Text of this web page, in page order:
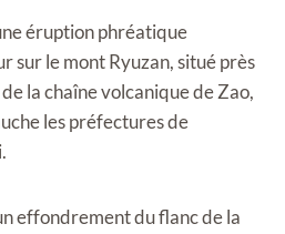
éruption phréatique
sur le mont Ryuzan, situé près
la chaîne volcanique de Zao,
les préfectures de
effondrement du flanc de la